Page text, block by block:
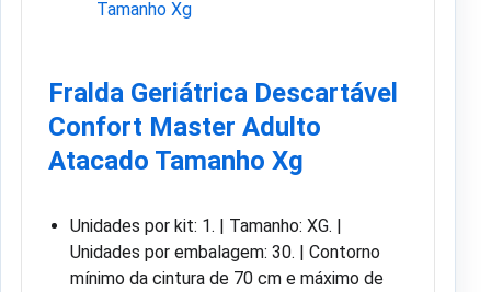
Fralda Geriátrica Descartável
Confort Master Adulto
Atacado Tamanho Xg
Unidades por kit: 1. | Tamanho: XG. |
Unidades por embalagem: 30. | Contorno
mínimo da cintura de 70 cm e máximo de